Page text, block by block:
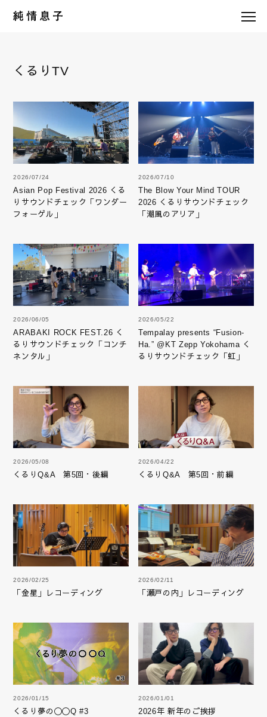
くるりTV
2026/07/24
Asian Pop Festival 2026 くる
りサウンドチェック「ワンダー
フォーゲル」
2026/07/10
The Blow Your Mind TOUR
2026 くるりサウンドチェック
「潮風のアリア」
2026/06/05
ARABAKI ROCK FEST.26 く
るりサウンドチェック「コンチ
ネンタル」
2026/05/22
Tempalay presents “Fusion-
Ha.” @KT Zepp Yokohama く
るりサウンドチェック「虹」
2026/05/08
くるりQ&A 第5回・後編
2026/04/22
くるりQ&A 第5回・前編
2026/02/25
「金星」レコーディング
2026/02/11
「瀬戸の内」レコーディング
2026/01/15
くるり夢の〇〇Q #3
2026/01/01
2026年 新年のご挨拶